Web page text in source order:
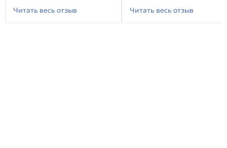
Читать весь отзыв
Читать весь отзыв